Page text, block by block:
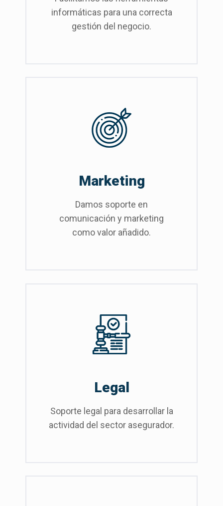
informáticas para una correcta
gestión del negocio.
Marketing
Damos soporte en
comunicación y marketing
como valor añadido.
Legal
Soporte legal para desarrollar la
actividad del sector asegurador.